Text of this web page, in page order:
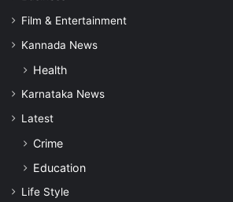
Film & Entertainment
Kannada News
Health
Karnataka News
Latest
Crime
Education
Life Style